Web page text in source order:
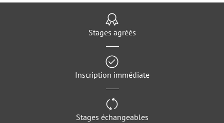
Stages agréés
Inscription immédiate
Stages échangeables